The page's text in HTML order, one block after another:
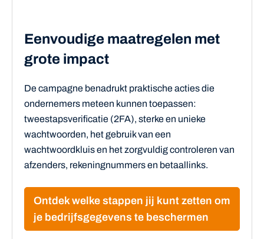
Eenvoudige maatregelen met
grote impact
De campagne benadrukt praktische acties die
ondernemers meteen kunnen toepassen:
tweestapsverificatie (2FA), sterke en unieke
wachtwoorden, het gebruik van een
wachtwoordkluis en het zorgvuldig controleren van
afzenders, rekeningnummers en betaallinks.
Ontdek welke stappen jij kunt zetten om
je bedrijfsgegevens te beschermen